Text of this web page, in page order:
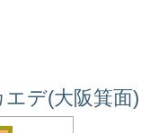
デ(大阪箕面)